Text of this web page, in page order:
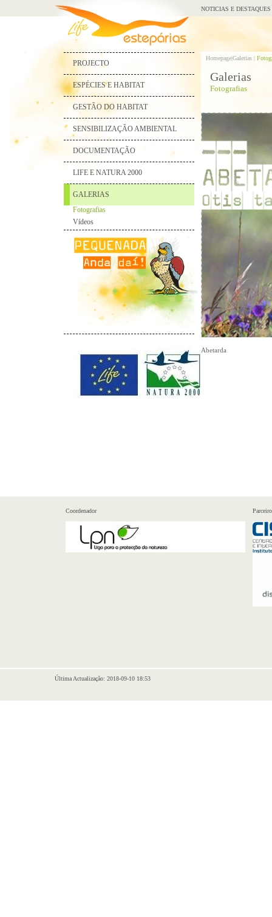
PROJECTO
ESPÉCIES E HABITAT
GESTÃO DO HABITAT
SENSIBILIZAÇÃO AMBIENTAL
DOCUMENTAÇÃO
LIFE E NATURA 2000
GALERIAS
Fotografias
Vídeos
NOTICIAS E DESTAQUES
Homepage|Galerias |
Galerias
Fotografias
Abetarda
Coordenador
Última Actualização: 2018-09-10 18:53